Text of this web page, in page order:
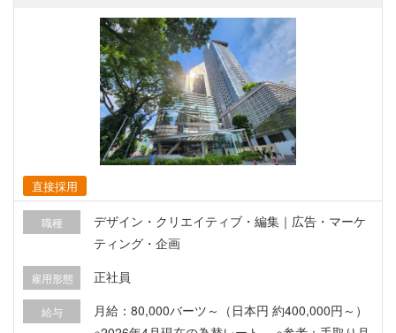
みを前へ進めていきます。 運用・業務改善・分
析・企画など、これまでの経験をより広く、より
深く、柔軟に活かせるポジションです。 ▼具体的
な業務内容 ・EC・Webサイトの運用業務全般の
実行と品質管理 ・運用プロセスにおける課題発見
と業務プロセスの改善 ・改善施策の立案・実行・
効果測定（PDCAの推進） ・販促施策や運用改善
・自動化・AI活用を含む業務効率化の企画と実装
・新規タスク・施策導入時の要件整理と運用設計
▼求められる資質 1．定常業務を安定して運用し
続ける力 日々の業務を正確かつ確実に進め、売上
します。 トラブルや変更にも落ち着いて対応し、
直接採用
職種
デザイン・クリエイティブ・編集｜広告・マーケ
ティング・企画
雇用形態 正社員
給与
月給：80,000バーツ～（日本円 約400,000円～）